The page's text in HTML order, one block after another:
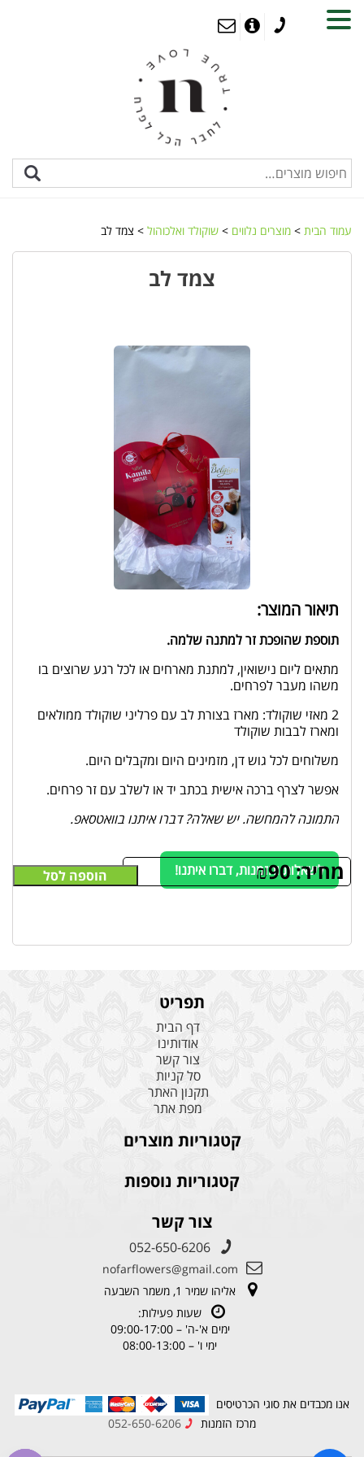
עמוד הבית > מוצרים נלווים > שוקולד ואלכוהול > צמד לב
צמד לב
תיאור המוצר:
תוספת שהופכת זר למתנה שלמה.
מתאים ליום נישואין, למתנת מארחים או לכל רגע שרוצים בו
משהו מעבר לפרחים.
2 מאזי שוקולד: מארז בצורת לב עם פרליני שוקולד ממולאים
ומארז לבבות שוקולד
משלוחים לכל גוש דן, מזמינים היום ומקבלים היום.
אפשר לצרף ברכה אישית בכתב יד או לשלב עם זר פרחים.
התמונה להמחשה. יש שאלה? דברו איתנו בוואטסאפ.
מחיר: ₪90 הוספה לסל לשאלות והזמנות, דברו איתנו!
תפריט
דף הבית
אודותינו
צור קשר
סל קניות
תקנון האתר
מפת אתר
קטגוריות מוצרים
קטגוריות נוספות
צור קשר
052-650-6206
nofarflowers@gmail.com
אליהו שמיר 1, משמר השבעה
שעות פעילות:
ימים א'-ה' – 09:00-17:00
ימי ו' – 08:00-13:00
אנו מכבדים את סוגי הכרטיסים
מרכז הזמנות